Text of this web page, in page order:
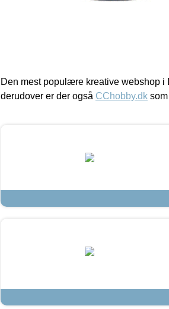
Den mest populære kreative webshop i
derudover er der også CChobby.dk